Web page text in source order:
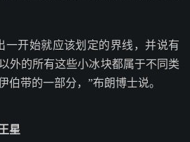
一开始就应该划定的界线，并说有
外的所有这些小冰块都属于不同类
伯带的一部分，”布朗博士说。
星